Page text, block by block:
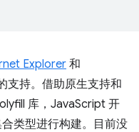
Explorer 和
支持。借助原生支持和
库，JavaScript 开
类型进行构建。目前没